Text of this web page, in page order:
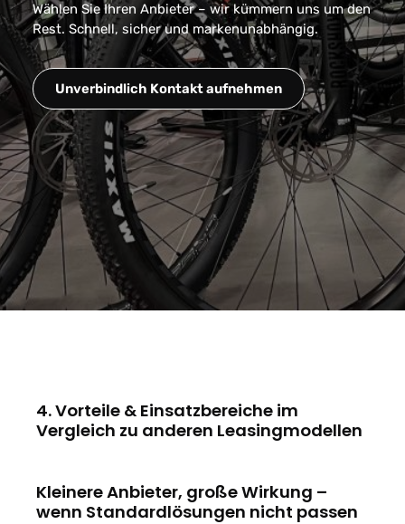
Wählen Sie Ihren Anbieter – wir kümmern uns um den
Rest. Schnell, sicher und markenunabhängig.
Unverbindlich Kontakt aufnehmen
4. Vorteile & Einsatzbereiche im
Vergleich zu anderen Leasingmodellen
Kleinere Anbieter, große Wirkung –
wenn Standardlösungen nicht passen